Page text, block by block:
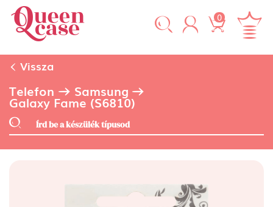
0
Vissza
Telefon Samsung
Galaxy Fame (S6810)